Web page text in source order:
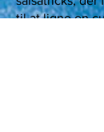
til at ligne en